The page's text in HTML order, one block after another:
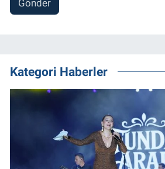
Gönder
Kategori Haberler